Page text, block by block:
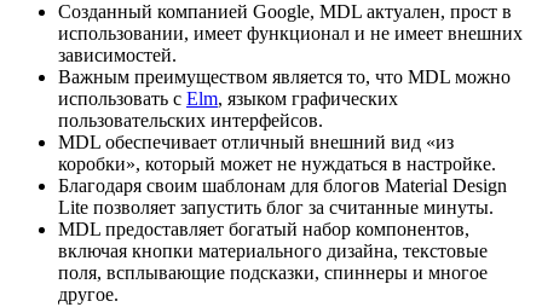
Созданный компанией Google, MDL актуален, прост в
использовании, имеет функционал и не имеет внешних
зависимостей.
Важным преимуществом является то, что MDL можно
использовать с Elm, языком графических
пользовательских интерфейсов.
MDL обеспечивает отличный внешний вид «из
коробки», который может не нуждаться в настройке.
Благодаря своим шаблонам для блогов Material Design
Lite позволяет запустить блог за считанные минуты.
MDL предоставляет богатый набор компонентов,
включая кнопки материального дизайна, текстовые
поля, всплывающие подсказки, спиннеры и многое
другое.